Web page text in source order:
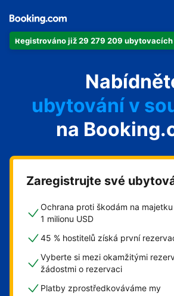
Registrováno již 29 279 209
svůj byt
svůj
ubytování v
svůj
svou
na
Zaregistrujte své
Ochrana proti škodám na
1 milionu USD
45 % hostitelů získá první
Vyberte si mezi okamžitými
žádostmi o rezervaci
Platby zprostředkováváme my